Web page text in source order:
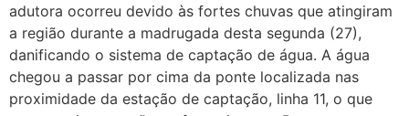
adutora ocorreu devido às fortes chuvas que atingiram
a região durante a madrugada desta segunda (27),
danificando o sistema de captação de água. A água
chegou a passar por cima da ponte localizada nas
proximidade da estação de captação, linha 11, o que